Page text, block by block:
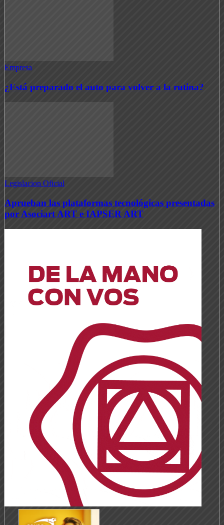
Empresa
¿Está preparado el auto para volver a la rutina?
Legislacion Oficial
Aprueban las plataformas tecnológicas presentadas
por Asociart ART e IAPSER ART